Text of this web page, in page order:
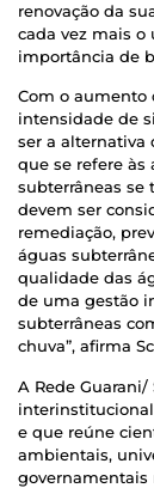
renovação da
cada vez mais o
importância de
Com o aumento
intensidade de
ser a alternativa
que se refere às
subterrâneas se
devem ser
remediação,
águas
qualidade das
de uma gestão
subterrâneas
chuva”, afirma
A Rede Guarani/
e que reúne
ambientais,
governamentais